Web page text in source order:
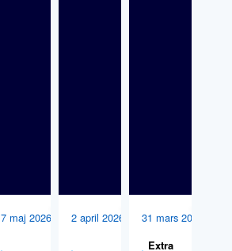
7 maj 2026 2 april 2026
31 mars 2026
Extra